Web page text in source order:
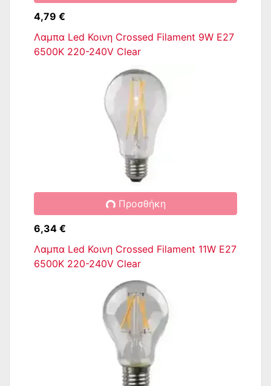
4,79 €
Λαμπα Led Κοινη Crossed Filament 9W E27
6500K 220-240V Clear
Προσθήκη
6,34 €
Λαμπα Led Κοινη Crossed Filament 11W E27
6500K 220-240V Clear